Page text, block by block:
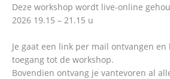
Deze workshop wordt live-online
2026 19.15 – 21.15 u
Je gaat een link per mail ontvangen
toegang tot de workshop.
Bovendien ontvang je vantevoren al